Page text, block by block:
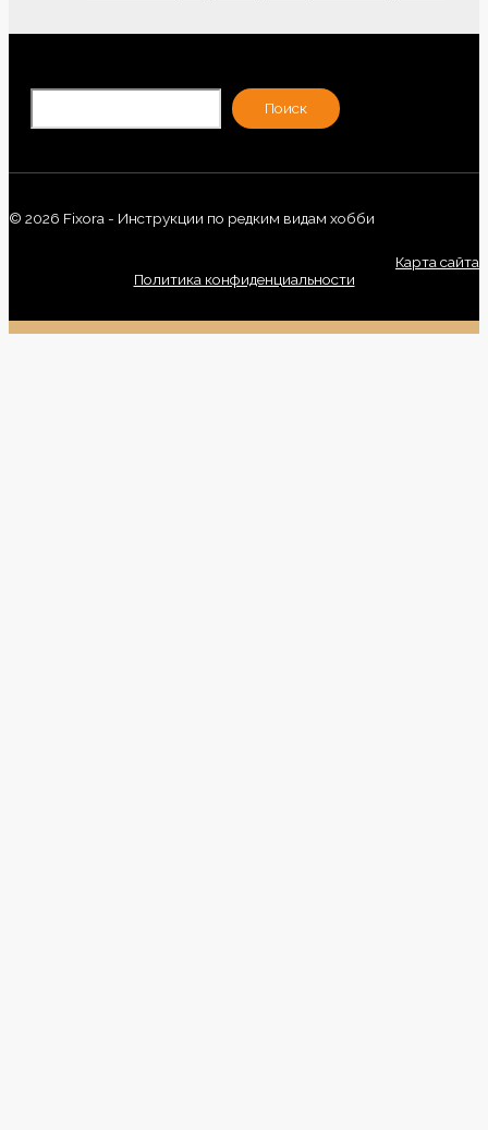
Поиск
© 2026 Fixora - Инструкции по редким видам хобби
Карта сайта
Политика конфиденциальности